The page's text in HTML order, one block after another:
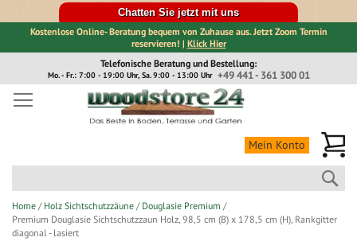
Chatten Sie jetzt mit uns
Kostenlose Online- Beratung bequem von Zuhause aus. Jetzt Zoom Termin
reservieren! | Klick Hier
Inhalt
Telefonische Beratung und Bestellung:
+49 441 - 361 300 01
Mo. - Fr.: 7:00 - 19:00 Uhr, Sa. 9:00 - 13:00 Uhr
Mein Konto
Home Holz Sichtschutzzäune
Douglasie Premium
Premium Douglasie Sichtschutzzaun Holz, 98,5 cm (B) x 178,5 cm (H), Rankgitter
diagonal - lasiert